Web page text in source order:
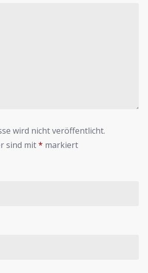
wird nicht veröffentlicht.
sind mit* markiert